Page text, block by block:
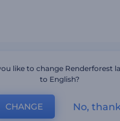
like to change Renderforest
to English?
CHANGE No,